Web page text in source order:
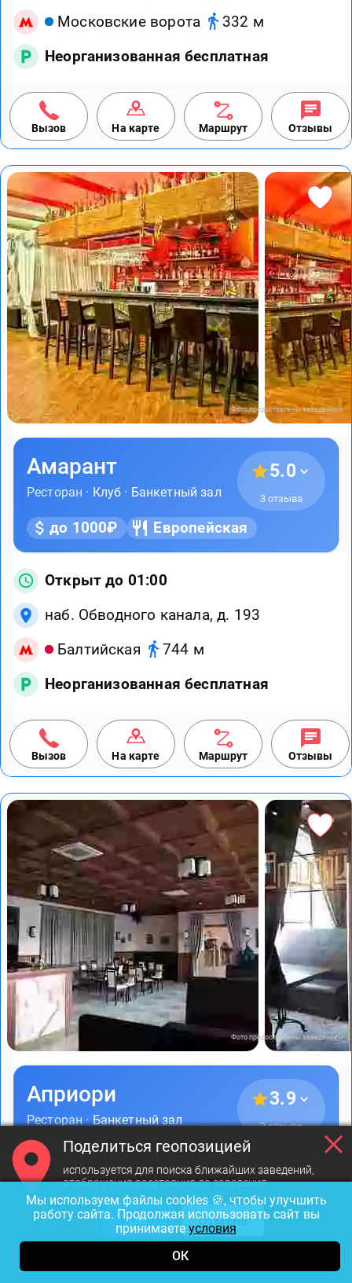
Московские ворота
332 м
Неорганизованная бесплатная
Вызов На карте Маршрут Отзывы
Фото предоставлены заведением
Амарант
Ресторан · Клуб · Банкетный зал
5.0
3 отзыва
до 1000₽ Европейская
Открыт до 01:00
наб. Обводного канала, д. 193
Балтийская
744 м
Неорганизованная бесплатная
Вызов На карте Маршрут Отзывы
Фото предоставлены заведением
Априори
Ресторан ·Банкетный зал
3.9
3 отзыва
1000-1500₽ Европейская
Открыт до 23:00
пр. Обуховской Обороны, д. 261
Пролетарская
883 м
Поделиться геопозицией
используется для поиска ближайших заведений,
отображения расстояния до заведения
ОК Отмена
Мы используем файлы cookies 🍪, чтобы улучшить
работу сайта. Продолжая использовать сайт вы
принимаете условия
ОК